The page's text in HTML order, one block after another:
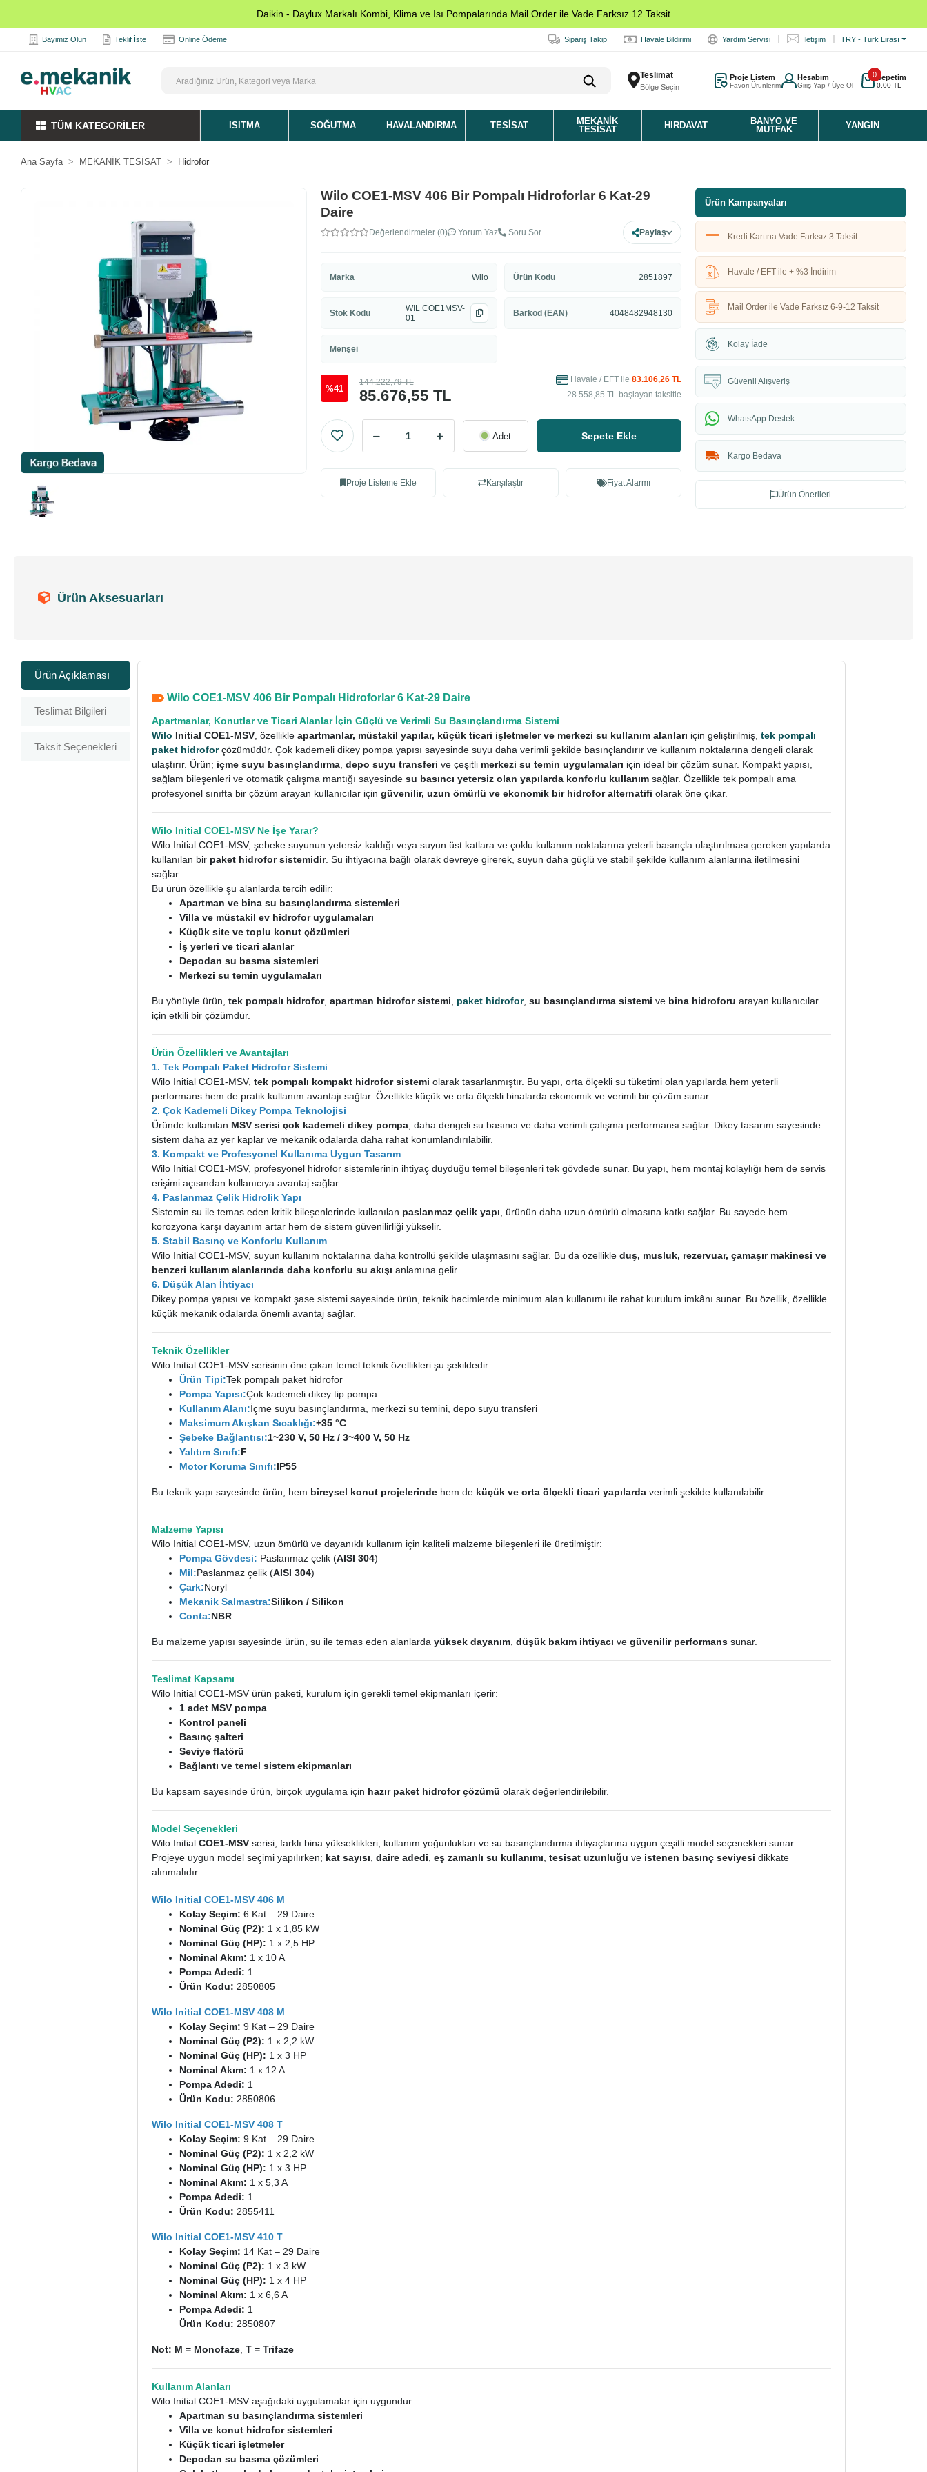
Daikin - Daylux Markalı Kombi, Klima ve Isı Pompalarında Mail Order ile Vade Farksız 12 Taksit
Bayimiz Olun Teklif İste Online Ödeme Sipariş Takip Havale Bildirimi Yardım Servisi İletişim TRY - Türk Lirası
Teslimat
Bölge Seçin
Proje Listem
Favori Ürünlerim
Hesabım
Giriş Yap / Üye Ol
0Sepetim
0,00 TL
TÜM KATEGORİLER ISITMA SOĞUTMA HAVALANDIRMA TESISAT
MEKANIK
TESISAT
HIRDAVAT
BANYO VE
MUTFAK
YANGIN
Ana Sayfa MEKANİK TESİSAT Hidrofor
Wilo COE1-MSV 406 Bir Pompalı Hidroforlar 6 Kat-29
Daire
Değerlendirmeler (0) Yorum Yaz Soru Sor Paylaş
Marka Wilo Ürün Kodu 2851897
Stok Kodu
WIL COE1MSV-
01
Barkod (EAN) 4048482948130
Menşei
%41 85.676,55 TL
144.222,79 TL Havale / EFT ile 83.106,26 TL
28.558,85 TL başlayan taksitle
Adet Sepete Ekle
Proje Listeme Ekle Karşılaştır Fiyat Alarmı
Ürün Kampanyaları
Kredi Kartına Vade Farksız 3 Taksit
Havale / EFT ile + %3 İndirim
Mail Order ile Vade Farksız 6-9-12 Taksit
Kolay İade
Güvenli Alışveriş
WhatsApp Destek
Kargo Bedava
Ürün Önerileri
Ürün Aksesuarları
Ürün Açıklaması
Teslimat Bilgileri
Taksit Seçenekleri
Wilo COE1-MSV 406 Bir Pompalı Hidroforlar 6 Kat-29 Daire
Apartmanlar, Konutlar ve Ticari Alanlar İçin Güçlü ve Verimli Su Basınçlandırma Sistemi
Wilo Initial COE1-MSV , özellikleapartmanlar, müstakil yapılar, küçük ticari işletmeler ve merkezi su kullanım alanları için geliştirilmiş,tek pompalı
paket hidroforçözümüdür. Çok kademeli dikey pompa yapısı sayesinde suyu daha verimli şekilde basınçlandırır ve kullanım noktalarına dengeli olarak
ulaştırır. Ürün; içme suyu basınçlandırma ,depo suyu transferi ve çeşitli merkezi su temin uygulamaları için ideal bir çözüm sunar. Kompakt yapısı,
sağlam bileşenleri ve otomatik çalışma mantığı sayesindesu basıncı yetersiz olan yapılarda konforlu kullanım sağlar. Özellikle tek pompalı ama
profesyonel sınıfta bir çözüm arayan kullanıcılar içingüvenilir, uzun ömürlü ve ekonomik bir hidrofor alternatifi olarak öne çıkar.
Wilo Initial COE1-MSV Ne İşe Yarar?
Wilo Initial COE1-MSV, şebeke suyunun yetersiz kaldığı veya suyun üst katlara ve çoklu kullanım noktalarına yeterli basınçla ulaştırılması gereken yapılarda
kullanılan bir paket hidrofor sistemidir. Su ihtiyacına bağlı olarak devreye girerek, suyun daha güçlü ve stabil şekilde kullanım alanlarına iletilmesini
sağlar.
Bu ürün özellikle şu alanlarda tercih edilir:
Apartman ve bina su basınçlandırma sistemleri
Villa ve müstakil ev hidrofor uygulamaları
Küçük site ve toplu konut çözümleri
İş yerleri ve ticari alanlar
Depodan su basma sistemleri
Merkezi su temin uygulamaları
Bu yönüyle ürün,tek pompalı hidrofor,apartman hidrofor sistemi paket hidrofor,su basınçlandırma sistemi ve bina hidroforu arayan kullanıcılar
için etkili bir çözümdür.
Ürün Özellikleri ve Avantajları
1. Tek Pompalı Paket Hidrofor Sistemi
Wilo Initial COE1-MSV,tek pompalı kompakt hidrofor sistemi olarak tasarlanmıştır. Bu yapı, orta ölçekli su tüketimi olan yapılarda hem yeterli
performans hem de pratik kullanım avantajı sağlar. Özellikle küçük ve orta ölçekli binalarda ekonomik ve verimli bir çözüm sunar.
2. Çok Kademeli Dikey Pompa Teknolojisi
Üründe kullanılan MSV serisi çok kademeli dikey pompa , daha dengeli su basıncı ve daha verimli çalışma performansı sağlar. Dikey tasarım sayesinde
sistem daha az yer kaplar ve mekanik odalarda daha rahat konumlandırılabilir.
3. Kompakt ve Profesyonel Kullanıma Uygun Tasarım
Wilo Initial COE1-MSV, profesyonel hidrofor sistemlerinin ihtiyaç duyduğu temel bileşenleri tek gövdede sunar. Bu yapı, hem montaj kolaylığı hem de servis
erişimi açısından kullanıcıya avantaj sağlar.
4. Paslanmaz Çelik Hidrolik Yapı
Sistemin su ile temas eden kritik bileşenlerinde kullanılan paslanmaz çelik yapı , ürünün daha uzun ömürlü olmasına katkı sağlar. Bu sayede hem
korozyona karşı dayanım artar hem de sistem güvenilirliği yükselir.
5. Stabil Basınç ve Konforlu Kullanım
Wilo Initial COE1-MSV, suyun kullanım noktalarına daha kontrollü şekilde ulaşmasını sağlar. Bu da özellikleduş, musluk, rezervuar, çamaşır makinesi ve
benzeri kullanım alanlarında daha konforlu su akışı anlamına gelir.
6. Düşük Alan İhtiyacı
Dikey pompa yapısı ve kompakt şase sistemi sayesinde ürün, teknik hacimlerde minimum alan kullanımı ile rahat kurulum imkânı sunar. Bu özellik, özellikle
küçük mekanik odalarda önemli avantaj sağlar.
Teknik Özellikler
Wilo Initial COE1-MSV serisinin öne çıkan temel teknik özellikleri şu şekildedir:
Ürün Tipi:Tek pompalı paket hidrofor
Pompa Yapısı:Çok kademeli dikey tip pompa
Kullanım Alanı:İçme suyu basınçlandırma, merkezi su temini, depo suyu transferi
Maksimum Akışkan Sıcaklığı:+35 °C
Şebeke Bağlantısı:1~230 V, 50 Hz / 3~400 V, 50 Hz
Yalıtım Sınıfı:F
Motor Koruma Sınıfı:IP55
Bu teknik yapı sayesinde ürün, hem bireysel konut projelerinde hem de küçük ve orta ölçekli ticari yapılarda verimli şekilde kullanılabilir.
Malzeme Yapısı
Wilo Initial COE1-MSV, uzun ömürlü ve dayanıklı kullanım için kaliteli malzeme bileşenleri ile üretilmiştir:
Pompa Gövdesi: Paslanmaz çelik (AISI 304)
Mil:Paslanmaz çelik (AISI 304)
Çark:Noryl
Mekanik Salmastra:Silikon / Silikon
Conta:NBR
Bu malzeme yapısı sayesinde ürün, su ile temas eden alanlardayüksek dayanım ,düşük bakım ihtiyacı vegüvenilir performans sunar.
Teslimat Kapsamı
Wilo Initial COE1-MSV ürün paketi, kurulum için gerekli temel ekipmanları içerir:
1 adet MSV pompa
Kontrol paneli
Basınç şalteri
Seviye flatörü
Bağlantı ve temel sistem ekipmanları
Bu kapsam sayesinde ürün, birçok uygulama için hazır paket hidrofor çözümü olarak değerlendirilebilir.
Model Seçenekleri
Wilo InitialCOE1-MSV serisi, farklı bina yükseklikleri, kullanım yoğunlukları ve su basınçlandırma ihtiyaçlarına uygun çeşitli model seçenekleri sunar.
Projeye uygun model seçimi yapılırken; kat sayısı ,daire adedi ,eş zamanlı su kullanımı ,tesisat uzunluğu ve istenen basınç seviyesi dikkate
alınmalıdır.
Wilo Initial COE1-MSV 406 M
Kolay Seçim: 6 Kat – 29 Daire
Nominal Güç (P2): 1 x 1,85 kW
Nominal Güç (HP): 1 x 2,5 HP
Nominal Akım: 1 x 10 A
Pompa Adedi: 1
Ürün Kodu: 2850805
Wilo Initial COE1-MSV 408 M
Kolay Seçim: 9 Kat – 29 Daire
Nominal Güç (P2): 1 x 2,2 kW
Nominal Güç (HP): 1 x 3 HP
Nominal Akım: 1 x 12 A
Pompa Adedi: 1
Ürün Kodu: 2850806
Wilo Initial COE1-MSV 408 T
Kolay Seçim: 9 Kat – 29 Daire
Nominal Güç (P2): 1 x 2,2 kW
Nominal Güç (HP): 1 x 3 HP
Nominal Akım: 1 x 5,3 A
Pompa Adedi: 1
Ürün Kodu: 2855411
Wilo Initial COE1-MSV 410 T
Kolay Seçim: 14 Kat – 29 Daire
Nominal Güç (P2): 1 x 3 kW
Nominal Güç (HP): 1 x 4 HP
Nominal Akım: 1 x 6,6 A
Pompa Adedi: 1
Ürün Kodu: 2850807
Not: M = Monofaze ,T = Trifaze​​​​
Kullanım Alanları
Wilo Initial COE1-MSV aşağıdaki uygulamalar için uygundur:
Apartman su basınçlandırma sistemleri
Villa ve konut hidrofor sistemleri
Küçük ticari işletmeler
Depodan su basma çözümleri